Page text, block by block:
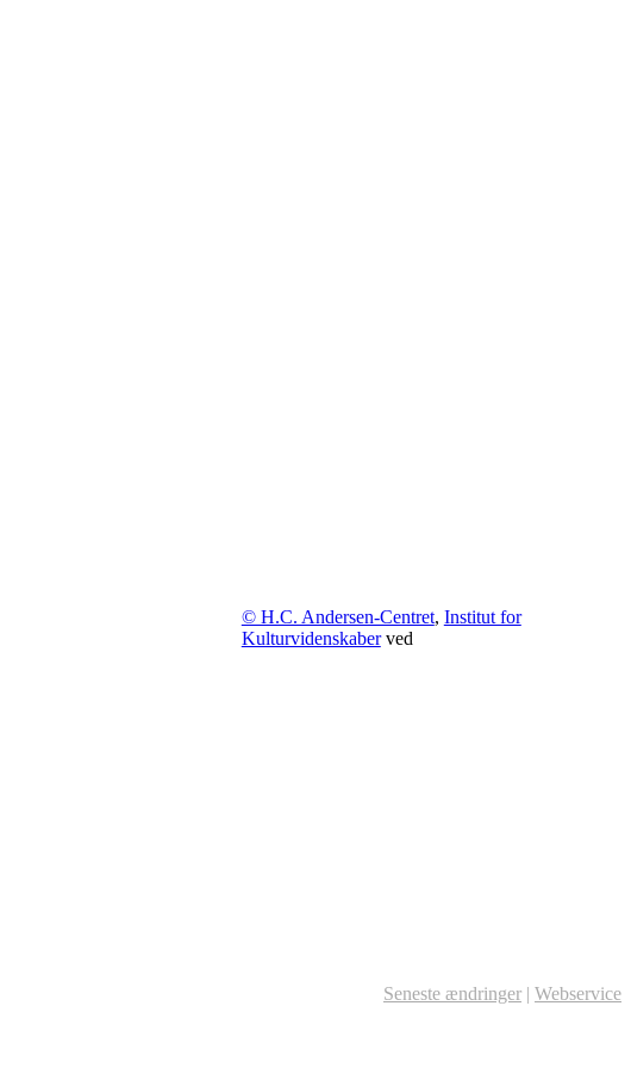
© H.C. Andersen-Centret, Institut for
Kulturvidenskaberved
Seneste ændringer | Webservice